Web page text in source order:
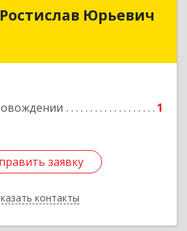
Юрьевич
1
заявку
контакты
Ненецкий АО, Ноябрьск г,
заявку
Назад